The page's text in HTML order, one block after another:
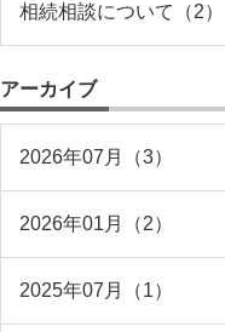
相続相談について（2）
アーカイブ
2026年07月（3）
2026年01月（2）
2025年07月（1）